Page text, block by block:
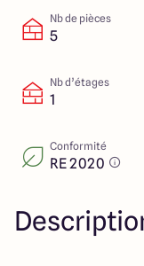
Nb de pièces
5
Nb d’étages
1
Conformité
RE 2020